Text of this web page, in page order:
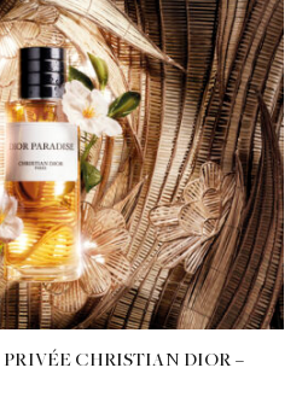
CHRISTIAN DIOR –